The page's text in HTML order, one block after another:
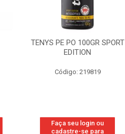
TENYS PE PO 100GR SPORT
EDITION
Código: 219819
Faça seu login ou
cadastre-se para